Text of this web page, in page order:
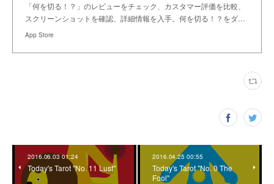
「何を切る！？」のレビューをチェック、カスタマー評価を比較、
スクリーンショットを確認、詳細情報を入手。何を切る！？をダ…
App Store
2016.06.03 01:24
Today's Tarot "No. 11 Lust"
2016.04.25 00:55
Today's Tarot "No. 0 The
Fool"